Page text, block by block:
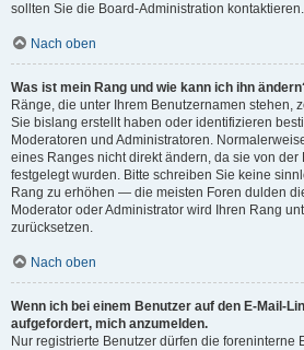
sollten Sie die Board-Administration kontaktieren.
Nach oben
Was ist mein Rang und wie kann ich ihn
Ränge, die unter Ihrem Benutzernamen stehen,
Sie bislang erstellt haben oder identifizieren
Moderatoren und Administratoren.
eines Ranges nicht direkt ändern, da sie von der
festgelegt wurden. Bitte schreiben Sie keine
Rang zu erhöhen — die meisten Foren dulden
Moderator oder Administrator wird Ihren Rang
zurücksetzen.
Nach oben
Wenn ich bei einem Benutzer auf den E-Mail-
aufgefordert, mich anzumelden.
Nur registrierte Benutzer dürfen die foreninterne